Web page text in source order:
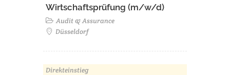
Wirtschaftsprüfung (m/w/d)
Audit & Assurance
Düsseldorf
Direkteinstieg